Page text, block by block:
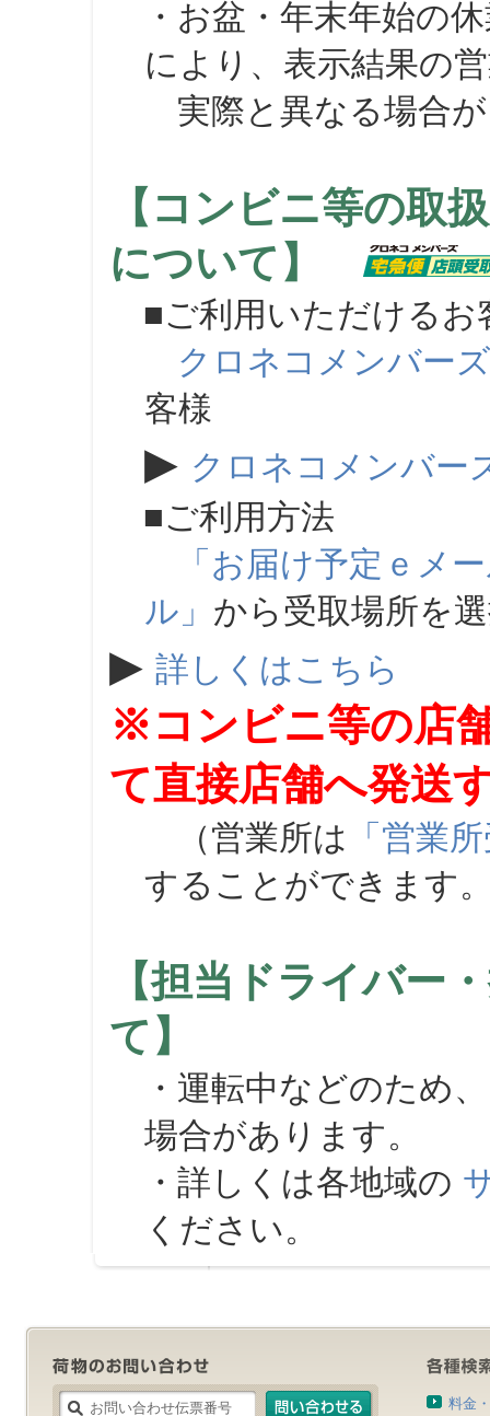
・お盆・年末年始の
により、表示結果の
実際と異なる場合が
【コンビニ等の取
について】
■ご利用いただけるお
クロネコメンバーズ
客様
▶ クロネコメンバー
■ご利用方法
「お届け予定ｅメ
ル」 から受取場所を
▶ 詳しくはこちら
※コンビニ等の店
て直接店舗へ発送
（営業所は 「営業
することができます
【担当ドライバー
て】
・運転中などのため
場合があります。
・詳しくは各地域の
ください。
料金